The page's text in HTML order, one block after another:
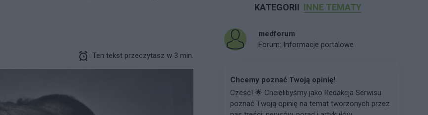
Ten tekst przeczytasz w 3 min.
KATEGORII INNE TEMATY
medforum
Forum: Informacje portalowe
Chcemy poznać Twoją opinię!
Cześć! 🌟 Chcielibyśmy jako Redakcja Serwisu
poznać Twoją opinię na temat tworzonych przez